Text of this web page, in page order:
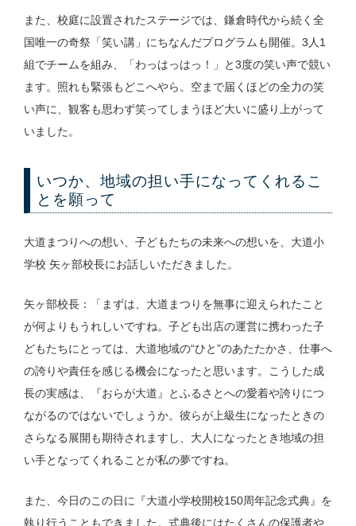
また、校庭に設置されたステージでは、鎌倉時代から続く全
国唯一の奇祭「笑い講」にちなんだプログラムも開催。3人1
組でチームを組み、「わっはっはっ！」と3度の笑い声で競い
ます。照れも緊張もどこへやら。空まで届くほどの全力の笑
い声に、観客も思わず笑ってしまうほど大いに盛り上がって
いました。
いつか、地域の担い手になってくれるこ
とを願って
大道まつりへの想い、子どもたちの未来への想いを、大道小
学校 矢ヶ部校長にお話しいただきました。
矢ヶ部校長：「まずは、大道まつりを無事に迎えられたこと
が何よりもうれしいですね。子ども出店の運営に携わった子
どもたちにとっては、大道地域の“ひと”のあたたかさ、仕事へ
の誇りや責任を感じる機会になったと思います。こうした成
長の実感は、『おらが大道』とふるさとへの愛着や誇りにつ
ながるのではないでしょうか。彼らが上級生になったときの
さらなる展開も期待されますし、大人になったとき地域の担
い手となってくれることが私の夢ですね。
また、今日のこの日に『大道小学校開校150周年記念式典』を
執り行うこともできました。式典後にはたくさんの保護者や